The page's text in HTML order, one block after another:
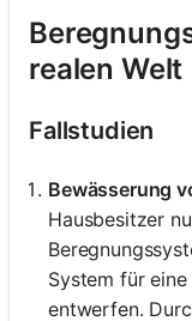
realen Welt
Fallstudien
Bewässerung
Hausbesitzer
System für
entwerfen.